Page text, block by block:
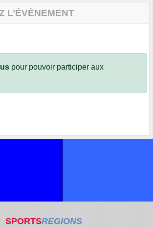
L’ÉVÈNEMENT
pour pouvoir participer aux
SPORTSREGIONS